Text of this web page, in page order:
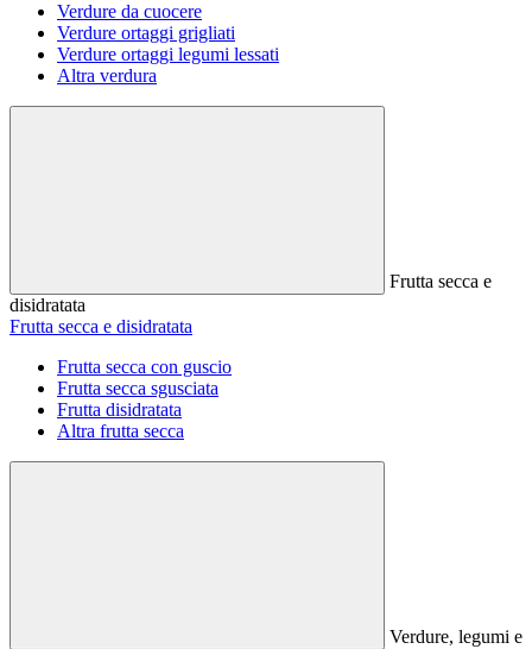
Verdure da cuocere
Verdure ortaggi grigliati
Verdure ortaggi legumi lessati
Altra verdura
Frutta secca e
disidratata
Frutta secca e disidratata
Frutta secca con guscio
Frutta secca sgusciata
Frutta disidratata
Altra frutta secca
Verdure, legumi e